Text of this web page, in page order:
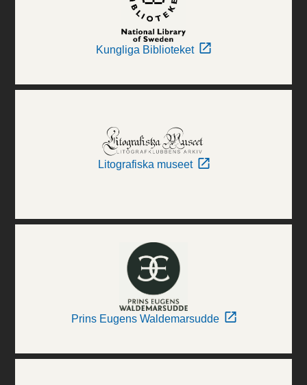
Kungliga Biblioteket
Litografiska museet
Prins Eugens Waldemarsudde